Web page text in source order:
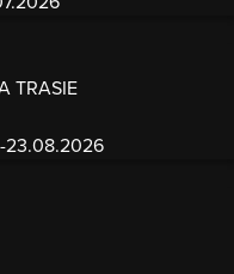
TRASIE
23.08.2026